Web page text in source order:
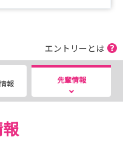
よりエントリーお願いい
採用試験
エントリーとは
報
先輩情報